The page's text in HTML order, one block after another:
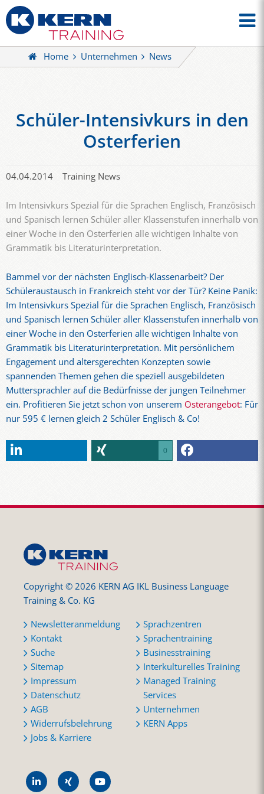
Home Unternehmen News
Schüler-Intensivkurs in den
Osterferien
04.04.2014 Training News
Im Intensivkurs Spezial für die Sprachen Englisch, Französisch
und Spanisch lernen Schüler aller Klassenstufen innerhalb von
einer Woche in den Osterferien alle wichtigen Inhalte von
Grammatik bis Literaturinterpretation.
­Bammel vor der nächsten Englisch-Klassenarbeit? Der
Schüleraustausch in Frankreich steht vor der Tür? Keine Panik:
Im Intensivkurs Spezial für die Sprachen Englisch, Französisch
und Spanisch lernen Schüler aller Klassenstufen innerhalb von
einer Woche in den Osterferien alle wichtigen Inhalte von
Grammatik bis Literaturinterpretation. Mit persönlichem
Engagement und altersgerechten Konzepten sowie
spannenden Themen gehen die speziell ausgebildeten
Muttersprachler auf die Bedürfnisse der jungen Teilnehmer
ein. Profitieren Sie jetzt schon von unserem Osterangebot: Für
nur 595 € lernen gleich 2 Schüler Englisch & Co!
0
Copyright © 2026 KERN AG IKL Business Language
Training & Co. KG
Newsletteranmeldung
Kontakt
Suche
Sitemap
Impressum
Datenschutz
AGB
Widerrufsbelehrung
Jobs & Karriere
Sprachzentren
Sprachentraining
Businesstraining
Interkulturelles Training
Managed Training
Services
Unternehmen
KERN Apps